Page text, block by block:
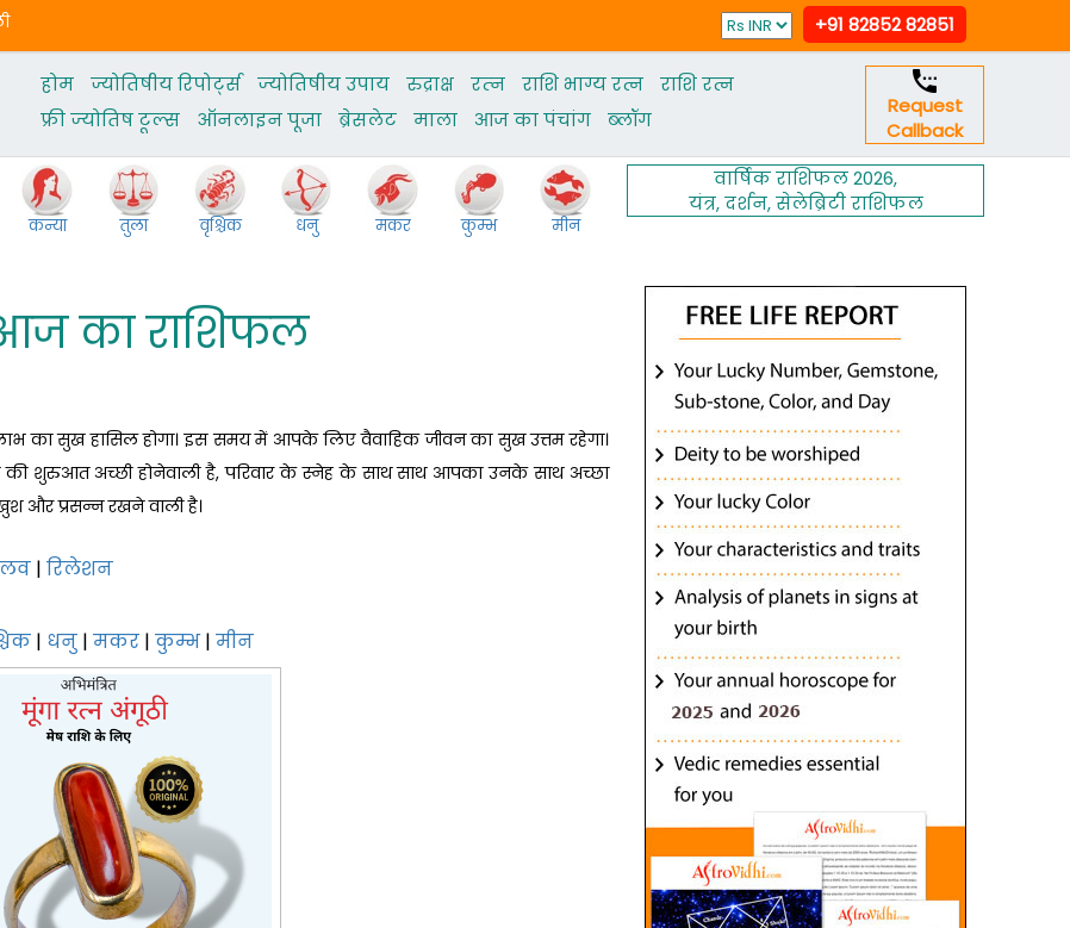
+91 82852 82851
होम ज्योतिषीय रिपोर्ट्स ज्‍योतिषीय उपाय रुद्राक्ष रत्‍न राशि भाग्य रत्न
राशि रत्न
फ्री ज्‍योतिष टूल्‍स
ऑनलाइन पूजा ब्रेसलेट माला आज का पंचांग ब्‍लॉग
Request
Callback
कन्या तुला वृश्चिक धनु मकर कुम्भ मीन
वार्षिक राशिफल 2026,
यंत्र,दर्शन,सेलेब्रिटी राशिफल
का राशिफल
का सुख हासिल होगा। इस समय में आपके लिए वैवाहिक जीवन का सुख उत्तम रहेगा।
शुरुआत अच्छी होनेवाली है, परिवार के स्नेह के साथ साथ आपका उनके साथ अच्छा
और प्रसन्न रखने वाली है।
लव | रिलेशन
| धनु | मकर | कुम्भ| मीन